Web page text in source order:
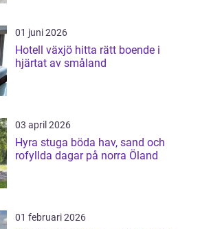
01 juni 2026
Hotell växjö hitta rätt boende i
hjärtat av småland
03 april 2026
Hyra stuga böda hav, sand och
rofyllda dagar på norra Öland
01 februari 2026